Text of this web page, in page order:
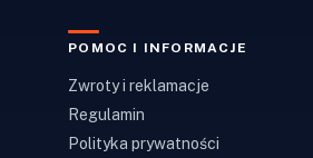
POMOC I INFORMACJE
Zwroty i reklamacje
Regulamin
Polityka prywatności